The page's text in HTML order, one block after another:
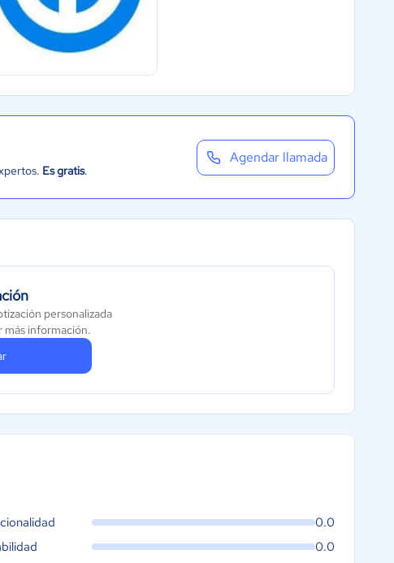
Es gratis.
Agendar llamada
personalizada
más información.
0.0
0.0